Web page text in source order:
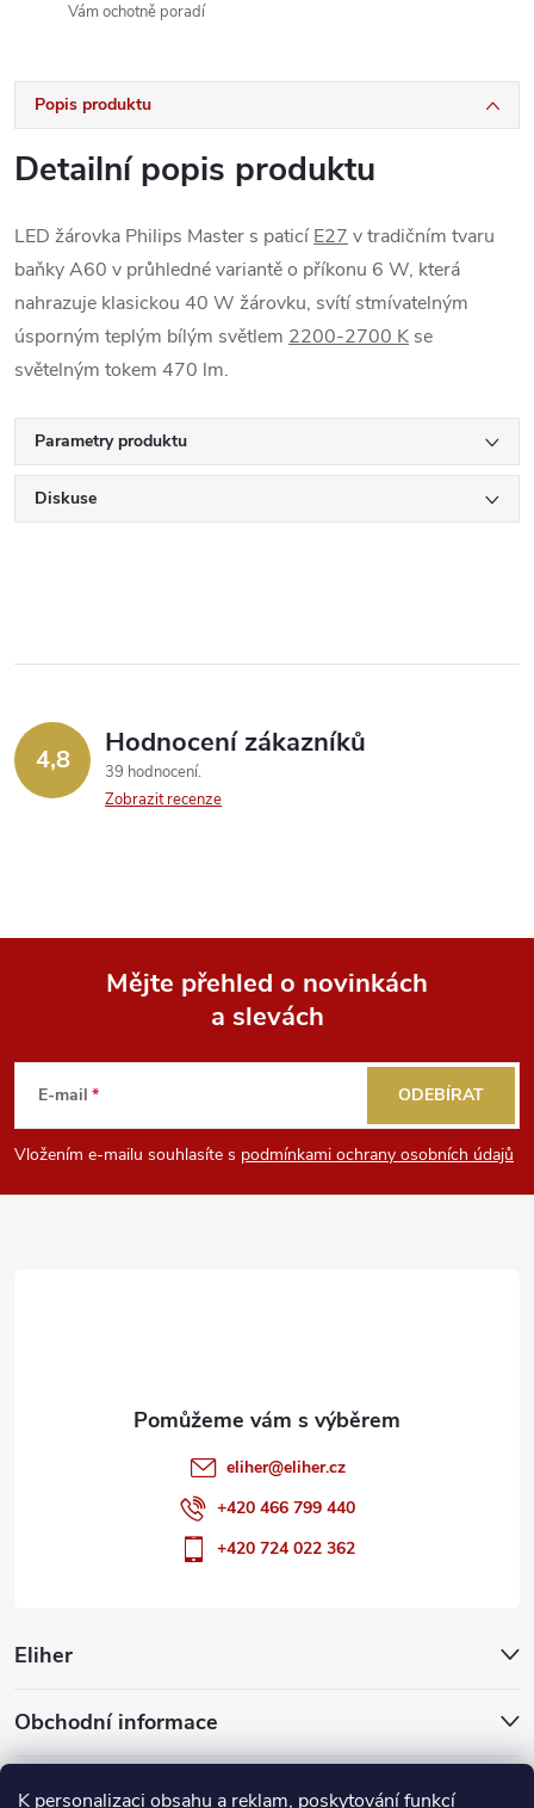
K personalizaci obsahu a reklam, poskytování funkcí
Vám ochotně poradí
Popis produktu
Detailní popis produktu
LED žárovka Philips Master s paticí E27 v tradičním tvaru
baňky A60 v průhledné variantě o příkonu 6 W, která
nahrazuje klasickou 40 W žárovku, svítí stmívatelným
úsporným teplým bílým světlem 2200-2700 K se
světelným tokem 470 lm.
Parametry produktu
Diskuse
4,8 Hodnocení zákazníků
39 hodnocení
Zobrazit recenze
p
a
Mějte přehled o novinkách
a slevách
E-mail
Vložením e-mailu souhlasíte s podmínkami ochrany osobních údajů
ODEBÍRAT
Eliher
Obchodní informace
Partnerské weby
eliher@eliher.cz
+420 466 799 440
+420 724 022 362